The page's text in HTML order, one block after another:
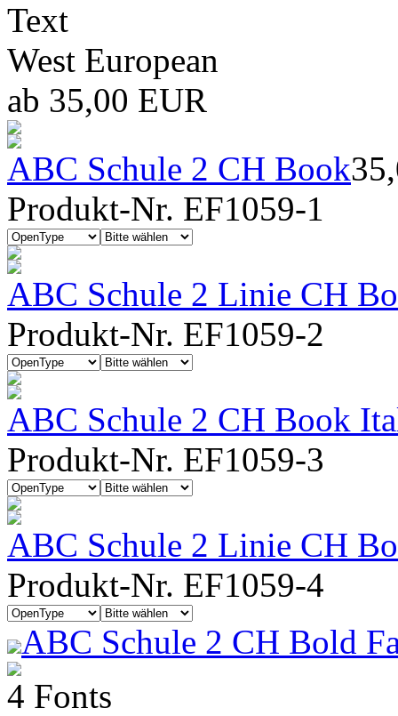
Text
West European
ab 35,00 EUR
ABC Schule 2 CH Book
Produkt-Nr. EF1059-1
ABC Schule 2 Linie CH
Produkt-Nr. EF1059-2
ABC Schule 2 CH Book
Produkt-Nr. EF1059-3
ABC Schule 2 Linie CH
Produkt-Nr. EF1059-4
ABC Schule 2 CH Bold
4 Fonts